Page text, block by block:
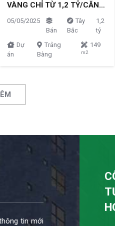
VÀNG CHỈ TỪ 1,2 TỶ/CĂN…
05/05/2025
Bán
Tây
Bắc
1,2
tỷ
Dự
án
Trảng
Bàng
149
m2
tin mới